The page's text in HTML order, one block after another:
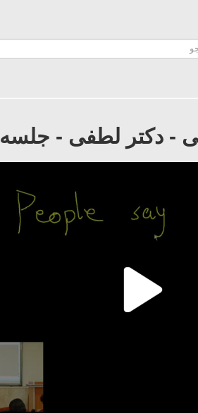
- دکتر لطفی - جلسه ٢